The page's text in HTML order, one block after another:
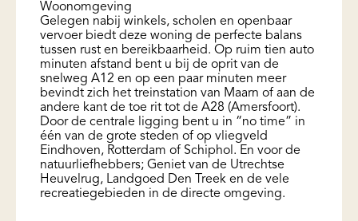
Woonomgeving
Gelegen nabij winkels, scholen en openbaar
vervoer biedt deze woning de perfecte balans
tussen rust en bereikbaarheid. Op ruim tien auto
minuten afstand bent u bij de oprit van de
snelweg A12 en op een paar minuten meer
bevindt zich het treinstation van Maarn of aan de
andere kant de toe rit tot de A28 (Amersfoort).
Door de centrale ligging bent u in “no time” in
één van de grote steden of op vliegveld
Eindhoven, Rotterdam of Schiphol. En voor de
natuurliefhebbers; Geniet van de Utrechtse
Heuvelrug, Landgoed Den Treek en de vele
recreatiegebieden in de directe omgeving.